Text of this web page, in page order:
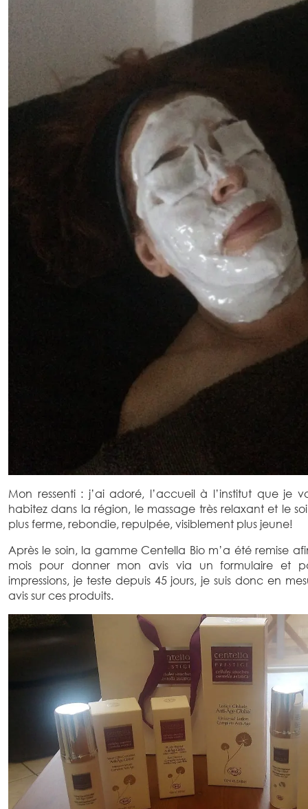
Mon ressenti : j’ai adoré, l’accueil à l’institut que je
habitez dans la région, le massage très relaxant et le
plus ferme, rebondie, repulpée, visiblement plus jeune!
Après le soin, la gamme Centella Bio m’a été remise
mois pour donner mon avis via un formulaire et
impressions, je teste depuis 45 jours, je suis donc en
avis sur ces produits.